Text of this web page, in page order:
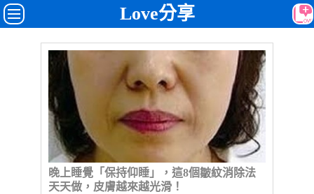
Love分享
晚上睡覺「保持仰睡」，這8個皺紋消除法
天天做，皮膚越來越光滑！